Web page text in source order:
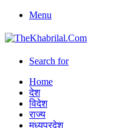
Menu
Search for
Home
देश
विदेश
राज्य
मध्यप्रदेश